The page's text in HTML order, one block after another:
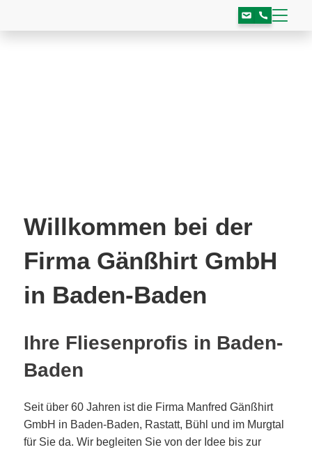
Willkommen bei der
Firma Gänßhirt GmbH
in Baden-Baden
Ihre Fliesenprofis in Baden-
Baden
Seit über 60 Jahren ist die Firma Manfred Gänßhirt
GmbH in Baden-Baden, Rastatt, Bühl und im Murgtal
für Sie da. Wir begleiten Sie von der Idee bis zur